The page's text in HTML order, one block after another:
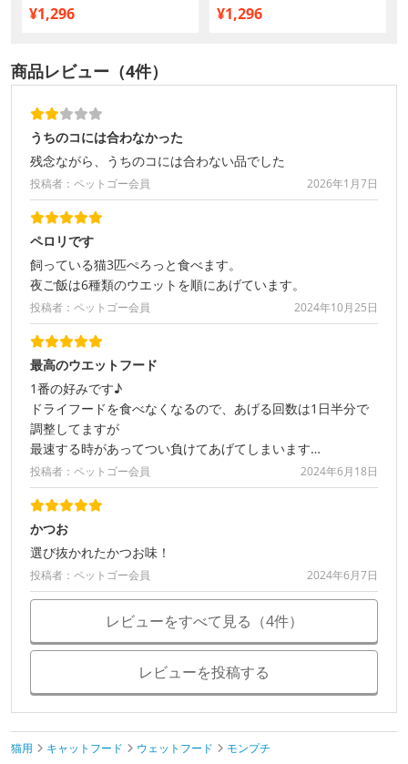
¥1,296 ¥1,296
商品レビュー（4件）
うちのコには合わなかった
残念ながら、うちのコには合わない品でした
投稿者：ペットゴー会員 2026年1月7日
ペロリです
飼っている猫3匹ぺろっと食べます。
夜ご飯は6種類のウエットを順にあげています。
投稿者：ペットゴー会員 2024年10月25日
最高のウエットフード
1番の好みです♪
ドライフードを食べなくなるので、あげる回数は1日半分で
調整してますが
最速する時があってつい負けてあげてしまいます…
投稿者：ペットゴー会員 2024年6月18日
かつお
選び抜かれたかつお味！
投稿者：ペットゴー会員 2024年6月7日
レビューをすべて見る（4件）
レビューを投稿する
猫用 キャットフード ウェットフード
モンプチ